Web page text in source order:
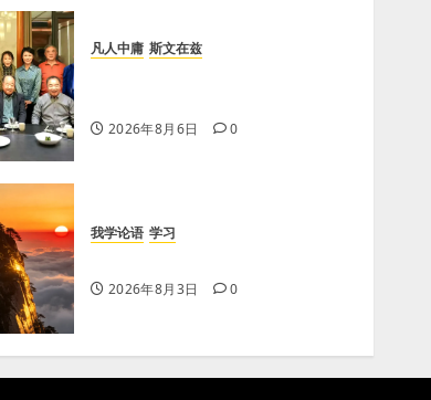
凡人中庸 斯文在兹
2026年8月6日 0
我学论语 学习
2026年8月3日 0